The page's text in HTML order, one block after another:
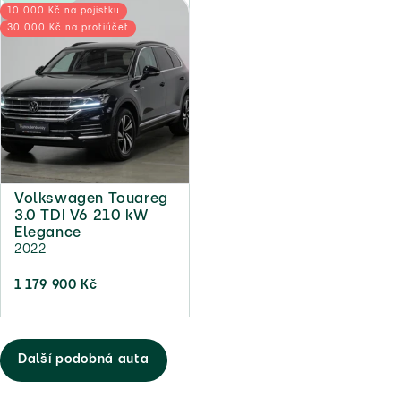
10 000 Kč na pojistku
30 000 Kč na protiúčet
Volkswagen Touareg
3.0 TDI V6 210 kW
Elegance
2022
1 179 900 Kč
Další podobná auta